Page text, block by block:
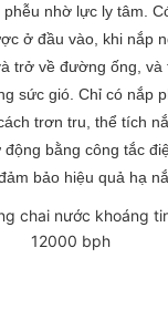
nhờ lực ly tâm.
ở đầu vào, khi nắp
trở về đường ống, và
sức gió. Chỉ có nắp
trơn tru, thể tích
bằng công tắc
bảo hiệu quả hạ